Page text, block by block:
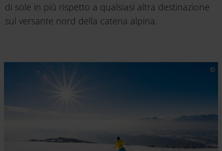
di sole in più rispetto a qualsiasi altra destinazione
sul versante nord della catena alpina.